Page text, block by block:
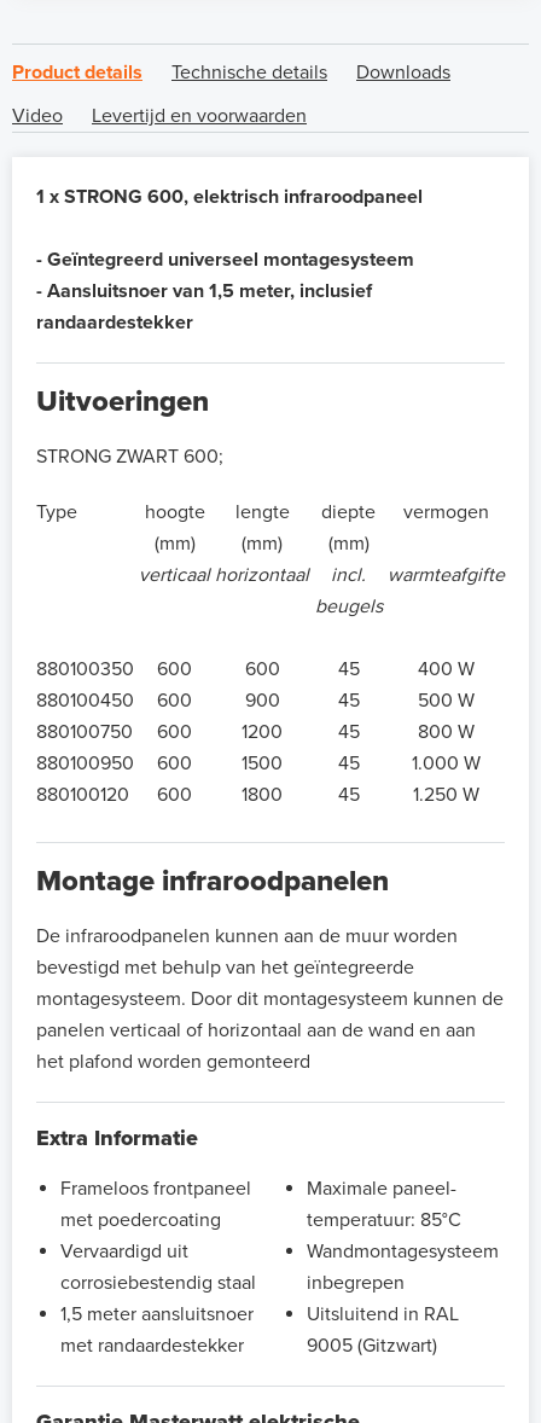
Product details Technische details
Downloads
Video
Levertijd en voorwaarden
1 x STRONG 600, elektrisch infraroodpaneel
- Geïntegreerd universeel montagesysteem
- Aansluitsnoer van 1,5 meter, inclusief
randaardestekker
Uitvoeringen
STRONG ZWART 600;
Type
hoogte
(mm)
lengte
(mm)
diepte
(mm)
vermogen
verticaal horizontaal
incl.
beugels
warmteafgifte
880100350 600 600 45
400 W
880100450
600 900 45
500 W
880100750
600 1200 45
800 W
880100950
600 1500 45
1.000 W
880100120
600 1800 45 1.250 W
Montage infraroodpanelen
De infraroodpanelen kunnen aan de muur worden
bevestigd met behulp van het geïntegreerde
montagesysteem. Door dit montagesysteem kunnen de
panelen verticaal of horizontaal aan de wand en aan
het plafond worden gemonteerd
Extra Informatie
Frameloos frontpaneel
met poedercoating
Vervaardigd uit
corrosiebestendig staal
1,5 meter aansluitsnoer
met randaardestekker
Maximale paneel-
temperatuur: 85°C
Wandmontagesysteem
inbegrepen
Uitsluitend in RAL
9005 (Gitzwart)